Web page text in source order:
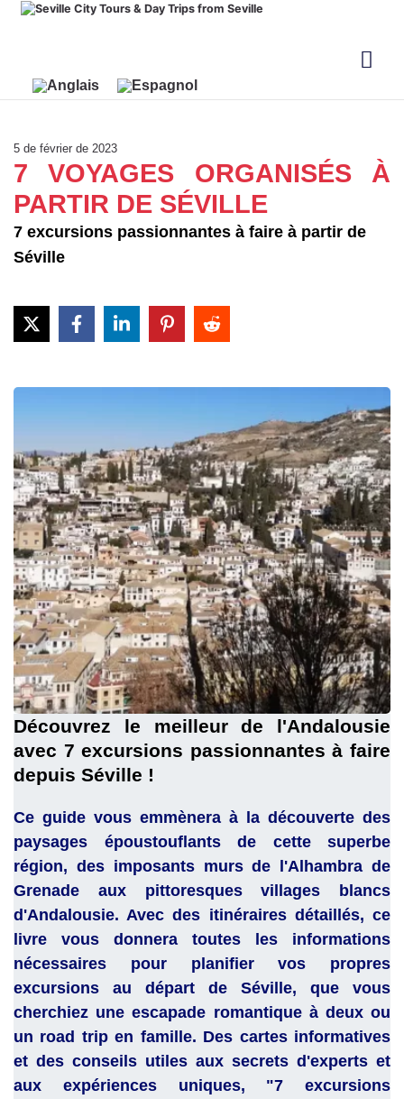
5 de février de 2023
7 VOYAGES ORGANISÉS À
PARTIR DE SÉVILLE
7 excursions passionnantes à faire à partir de
Séville
Découvrez le meilleur de l'Andalousie
avec 7 excursions passionnantes à faire
depuis Séville !
Ce guide vous emmènera à la découverte des
paysages époustouflants de cette superbe
région, des imposants murs de l'Alhambra de
Grenade aux pittoresques villages blancs
d'Andalousie. Avec des itinéraires détaillés, ce
livre vous donnera toutes les informations
nécessaires pour planifier vos propres
excursions au départ de Séville, que vous
cherchiez une escapade romantique à deux ou
un road trip en famille. Des cartes informatives
et des conseils utiles aux secrets d'experts et
aux expériences uniques, "7 excursions